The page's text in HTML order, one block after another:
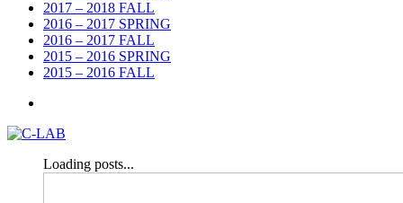
2017 – 2018 FALL
2016 – 2017 SPRING
2016 – 2017 FALL
2015 – 2016 SPRING
2015 – 2016 FALL
Loading posts...